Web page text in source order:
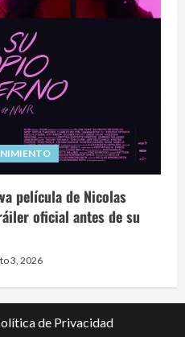
película de Nicolas
oficial antes de su
3, 2026
de Privacidad